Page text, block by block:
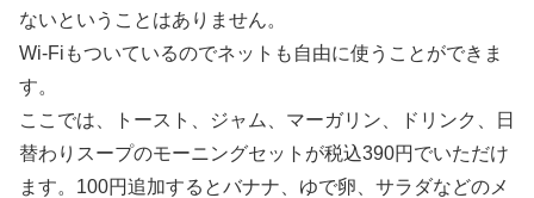
ないということはありません。
Wi-Fiもついているのでネットも自由に使うことができま
す。
ここでは、トースト、ジャム、マーガリン、ドリンク、日
替わりスープのモーニングセットが税込390円でいただけ
ます。100円追加するとバナナ、ゆで卵、サラダなどのメ